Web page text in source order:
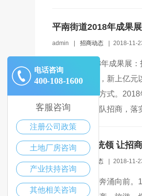
平南街道2018年成果
admin 招商动态 2018-11-
平南街道2018年成果展
同期增长30%，新上亿元
任，创新工作方式。2018
式，突出小分队招商，落
以总目标为统领 让招
admin | 招商动态 2018-11-
新时代的大潮奔涌向前。
电话咨询
400-108-1600
客服咨询
注册公司政策
土地厂房咨询
产业扶持咨询
其他相关咨询